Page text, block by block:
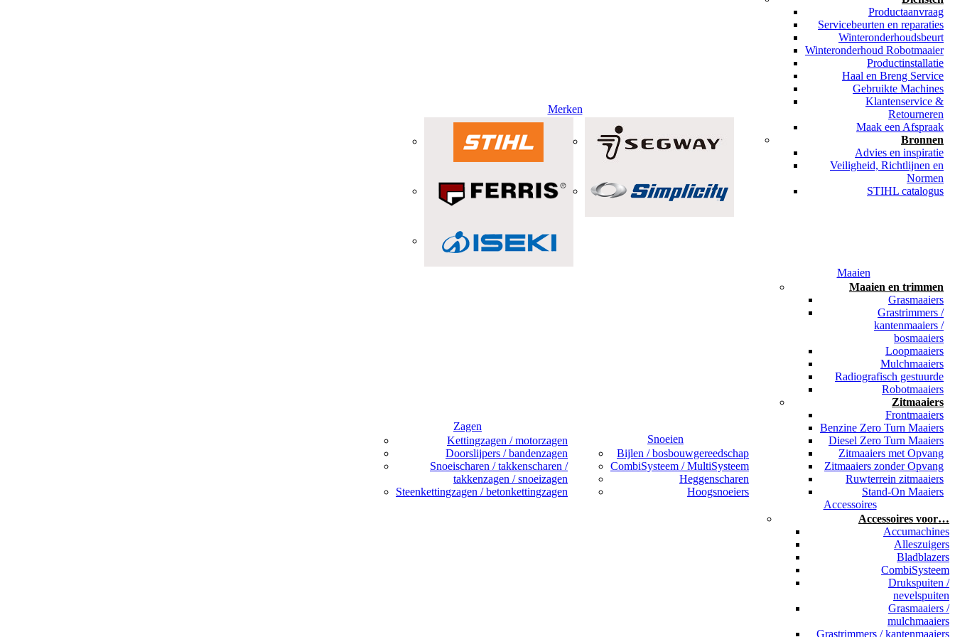
Merken
Productaanvraag
Servicebeurten en reparaties
Winteronderhoudsbeurt
Winteronderhoud Robotmaaier
Productinstallatie
Haal en Breng Service
Gebruikte Machines
Klantenservice &
Retourneren
Maak een Afspraak
Bronnen
Advies en inspiratie
Veiligheid, Richtlijnen en
Normen
STIHL catalogus
Zagen
Kettingzagen / motorzagen
Doorslijpers / bandenzagen
Snoeischaren / takkenscharen /
takkenzagen / snoeizagen
Steenkettingzagen / betonkettingzagen
Snoeien
Bijlen / bosbouwgereedschap
CombiSysteem / MultiSysteem
Heggenscharen
Hoogsnoeiers
Maaien
Maaien en trimmen
Grasmaaiers
Grastrimmers /
kantenmaaiers /
bosmaaiers
Loopmaaiers
Mulchmaaiers
Radiografisch gestuurde
Robotmaaiers
Zitmaaiers
Frontmaaiers
Benzine Zero Turn Maaiers
Diesel Zero Turn Maaiers
Zitmaaiers met Opvang
Zitmaaiers zonder Opvang
Ruwterrein zitmaaiers
Stand-On Maaiers
Accessoires
Accessoires voor…
Accumachines
Alleszuigers
Bladblazers
CombiSysteem
Drukspuiten /
nevelspuiten
Grasmaaiers /
mulchmaaiers
Grastrimmers / kantenmaaiers